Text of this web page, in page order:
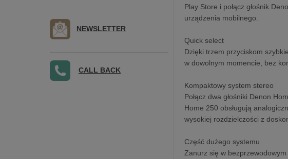
Play Store i połącz głośnik
urządzenia mobilnego.
Quick select
Dzięki trzem przyciskom
w dowolnym momencie, bez
Kompaktowy system stereo
Połącz dwa głośniki Denon
Home 250 obsługują
wysokiej rozdzielczości z
Część dużego systemu
Zanurz się w
NEWSLETTER
CALL BACK